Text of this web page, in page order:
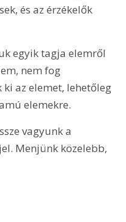
és az érzékelők
egyik tagja elemről
nem fog
az elemet, lehetőleg
elemekre.
vagyunk a
Menjünk közelebb,